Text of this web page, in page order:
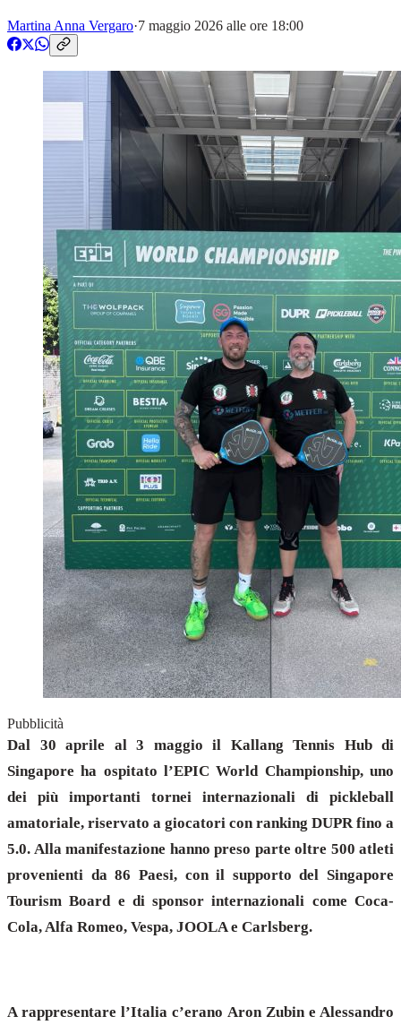
Martina Anna Vergaro·7 maggio 2026 alle ore 18:00
Pubblicità
Dal 30 aprile al 3 maggio il Kallang Tennis Hub di
Singapore ha ospitato l’EPIC World Championship, uno
dei più importanti tornei internazionali di pickleball
amatoriale, riservato a giocatori con ranking DUPR fino a
5.0. Alla manifestazione hanno preso parte oltre 500 atleti
provenienti da 86 Paesi, con il supporto del Singapore
Tourism Board e di sponsor internazionali come Coca-
Cola, Alfa Romeo, Vespa, JOOLA e Carlsberg.
A rappresentare l’Italia c’erano Aron Zubin e Alessandro